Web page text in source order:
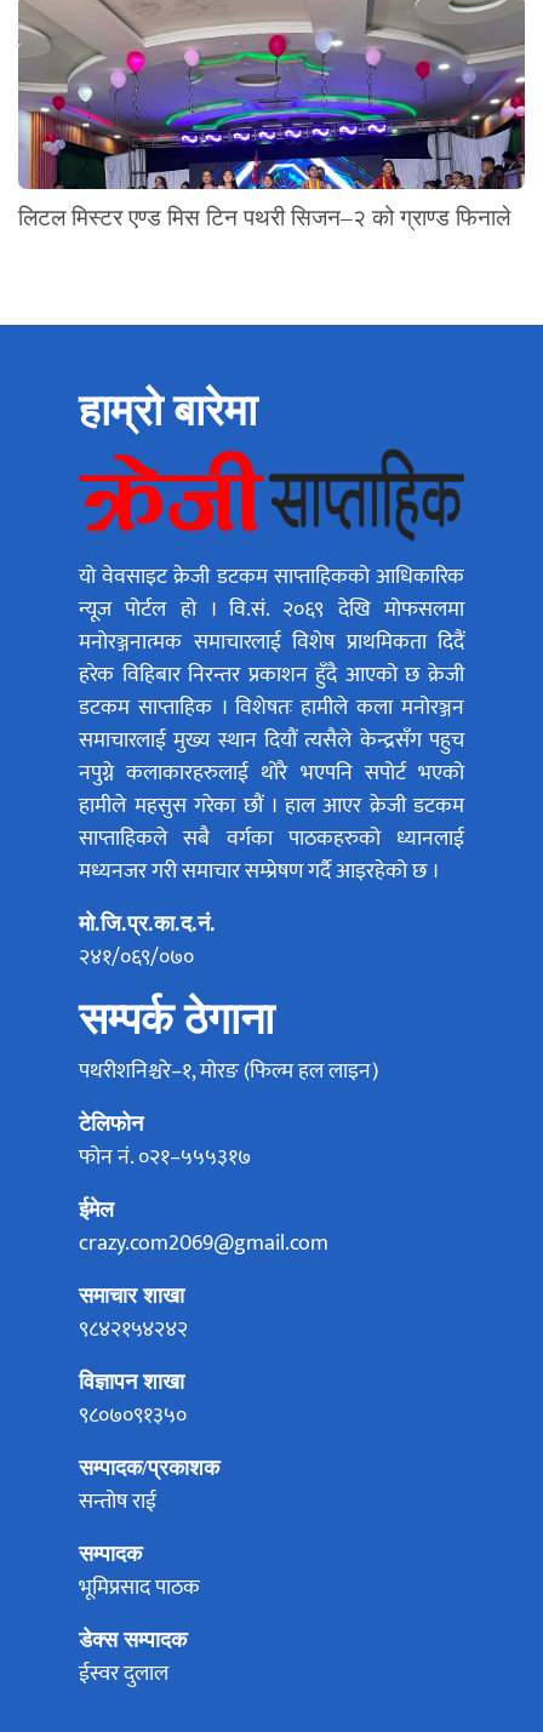
लिटल मिस्टर एण्ड मिस टिन पथरी सिजन–२ को ग्राण्ड फिनाले
हाम्रो बारेमा
यो वेवसाइट क्रेजी डटकम साप्ताहिकको आधिकारिक
न्यूज पोर्टल हो । वि.सं. २०६९ देखि मोफसलमा
मनोरञ्जनात्मक समाचारलाई विशेष प्राथमिकता दिदैं
हरेक विहिबार निरन्तर प्रकाशन हुँदै आएको छ क्रेजी
डटकम साप्ताहिक । विशेषतः हामीले कला मनोरञ्जन
समाचारलाई मुख्य स्थान दियौं त्यसैले केन्द्रसँग पहुच
नपुग्ने कलाकारहरुलाई थोरै भएपनि सपोर्ट भएको
हामीले महसुस गरेका छौं । हाल आएर क्रेजी डटकम
साप्ताहिकले सबै वर्गका पाठकहरुको ध्यानलाई
मध्यनजर गरी समाचार सम्प्रेषण गर्दै आइरहेको छ ।
मो.जि.प्र.का.द.नं.
२४१/०६९/०७०
सम्पर्क ठेगाना
पथरीशनिश्चरे–१, मोरङ (फिल्म हल लाइन)
टेलिफोन
फोन नं. ०२१–५५५३१७
ईमेल
crazy.com2069@gmail.com
समाचार शाखा
९८४२१५४२४२
विज्ञापन शाखा
९८०७०९१३५०
सम्पादक/प्रकाशक
सन्तोष राई
सम्पादक
भूमिप्रसाद पाठक
डेक्स सम्पादक
ईस्वर दुलाल